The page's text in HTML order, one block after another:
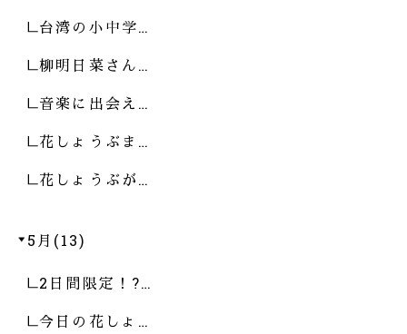
台湾の小中学…
柳明日菜さん…
音楽に出会え…
花しょうぶま…
花しょうぶが…
5月(13)
2日間限定！?…
今日の花しょ…